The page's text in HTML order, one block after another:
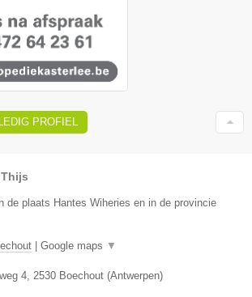
PROFIEL
de plaats Hantes Wiheries en in de provincie
Google maps ▼
4 2530 Boechout (Antwerpen)